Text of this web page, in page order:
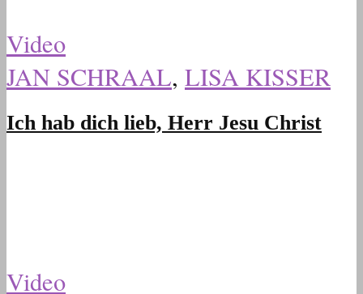
Video
JAN SCHRAAL, LISA KISSER
Ich hab dich lieb, Herr Jesu Christ
Video